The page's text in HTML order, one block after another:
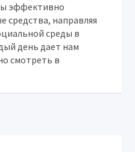
эффективно
средства, направляя
среды в
день дает нам
смотреть в